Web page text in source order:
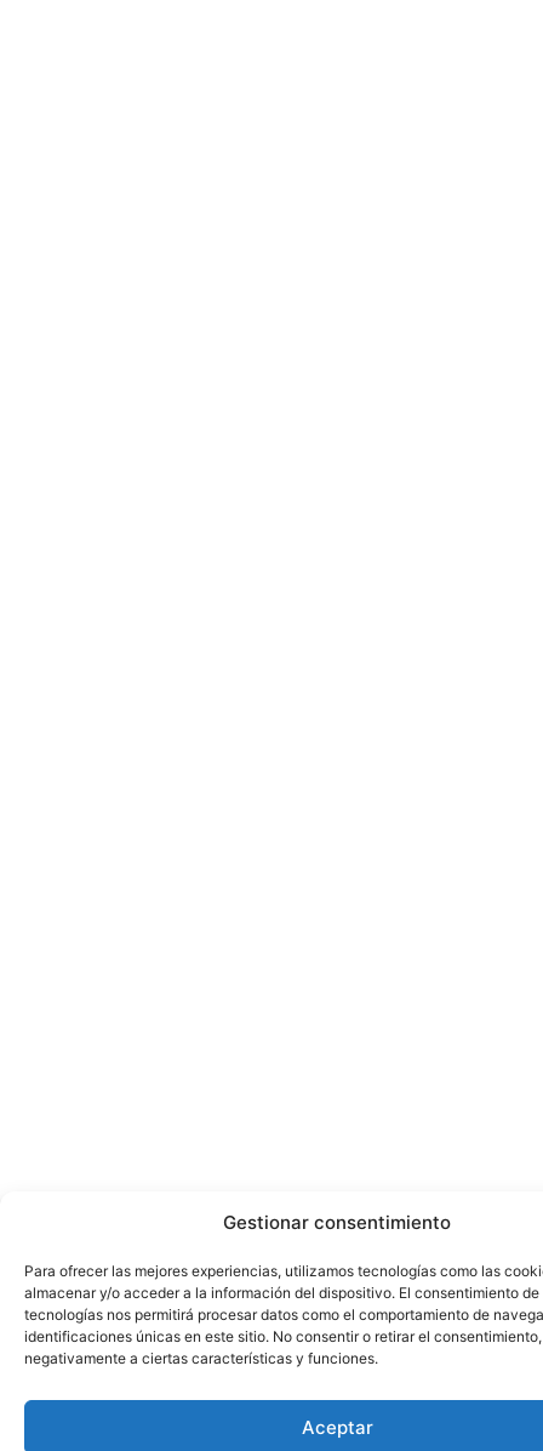
Gestionar consentimiento
Para ofrecer las mejores experiencias, utilizamos tecnologías como las
almacenar y/o acceder a la información del dispositivo. El consentimiento de
tecnologías nos permitirá procesar datos como el comportamiento de
identificaciones únicas en este sitio. No consentir o retirar el
negativamente a ciertas características y funciones.
Aceptar